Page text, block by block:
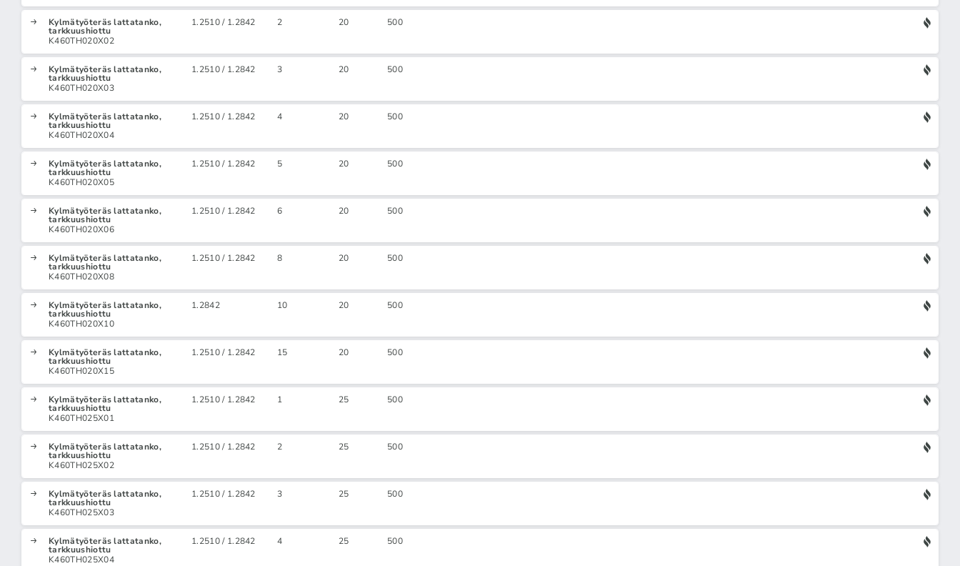
Kylmätyöteräs lattatanko,
tarkkuushiottu
K460TH020X02
1.2510 / 1.2842 2 20 500
Kylmätyöteräs lattatanko,
tarkkuushiottu
K460TH020X03
1.2510 / 1.2842 3 20 500
Kylmätyöteräs lattatanko,
tarkkuushiottu
K460TH020X04
1.2510 / 1.2842 4 20 500
Kylmätyöteräs lattatanko,
tarkkuushiottu
K460TH020X05
1.2510 / 1.2842 5 20 500
Kylmätyöteräs lattatanko,
tarkkuushiottu
K460TH020X06
1.2510 / 1.2842 6 20 500
Kylmätyöteräs lattatanko,
tarkkuushiottu
K460TH020X08
1.2510 / 1.2842 8 20 500
Kylmätyöteräs lattatanko,
tarkkuushiottu
K460TH020X10
1.2842 10 20 500
Kylmätyöteräs lattatanko,
tarkkuushiottu
K460TH020X15
1.2510 / 1.2842 15 20 500
Kylmätyöteräs lattatanko,
tarkkuushiottu
K460TH025X01
1.2510 / 1.2842 1 25 500
Kylmätyöteräs lattatanko,
tarkkuushiottu
K460TH025X02
1.2510 / 1.2842 2 25 500
Kylmätyöteräs lattatanko,
tarkkuushiottu
K460TH025X03
1.2510 / 1.2842 3 25 500
Kylmätyöteräs lattatanko,
tarkkuushiottu
K460TH025X04
1.2510 / 1.2842 4 25 500